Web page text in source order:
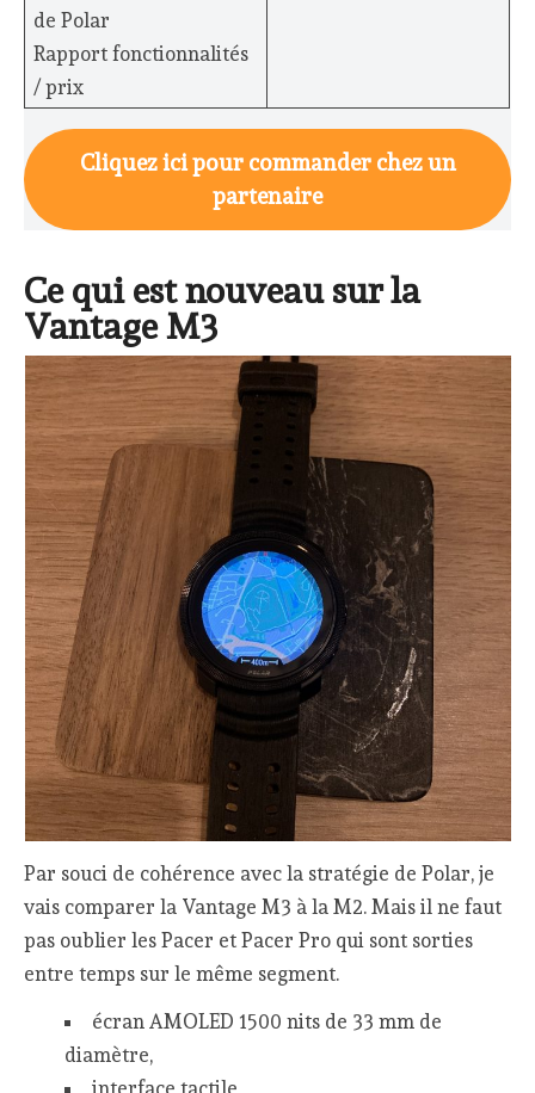
de Polar
Rapport fonctionnalités
/ prix
Cliquez ici pour commander chez un
partenaire
Ce qui est nouveau sur la
Vantage M3
Par souci de cohérence avec la stratégie de Polar, je
vais comparer la Vantage M3 à la M2. Mais il ne faut
pas oublier les Pacer et Pacer Pro qui sont sorties
entre temps sur le même segment.
écran AMOLED 1500 nits de 33 mm de
diamètre,